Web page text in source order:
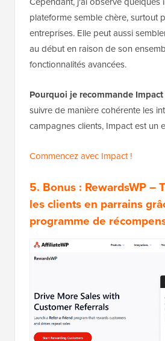
plateforme semble chère, surtout
entreprises. Elle peut aussi
au début en raison de son
fonctionnalités avancées.
Pourquoi je recommande Impact
suivre de manière cohérente les
campagnes clients, Impact est un
Commencez avec Impact !
5. Bonus : RewardsWP–
les clients en parrains
programme de